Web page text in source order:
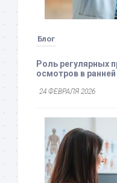
Блог
Роль регулярных
осмотров в
24 ФЕВРАЛЯ 2026